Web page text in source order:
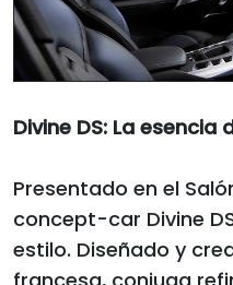
Divine DS: La esencia
Presentado en el
concept-car Divine
estilo. Diseñado y